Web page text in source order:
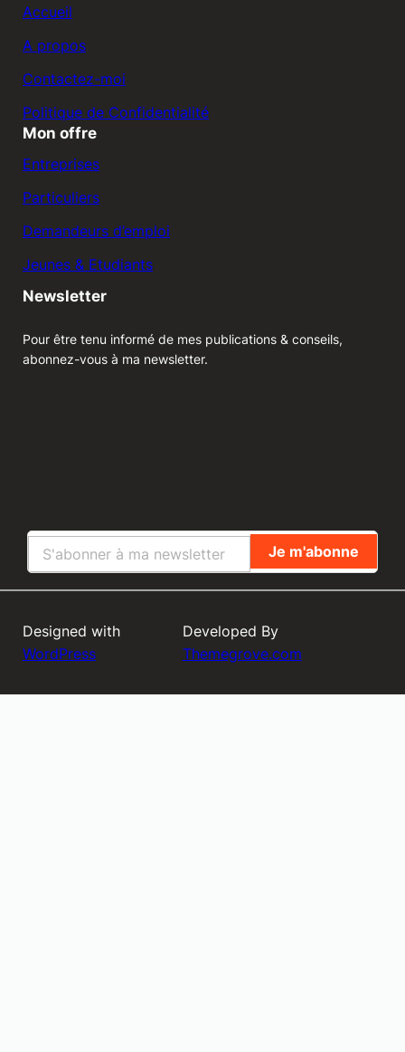
Accueil
A propos
Contactez-moi
Politique de Confidentialité
Mon offre
Entreprises
Particuliers
Demandeurs d’emploi
Jeunes & Etudiants
Newsletter
Pour être tenu informé de mes publications & conseils,
abonnez-vous à ma newsletter.
Designed with
WordPress
Developed By
Themegrove.com